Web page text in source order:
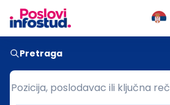
Pretraga
Pozicija, poslodavac ili ključna reč
Pozicija, poslodavac ili ključna reč